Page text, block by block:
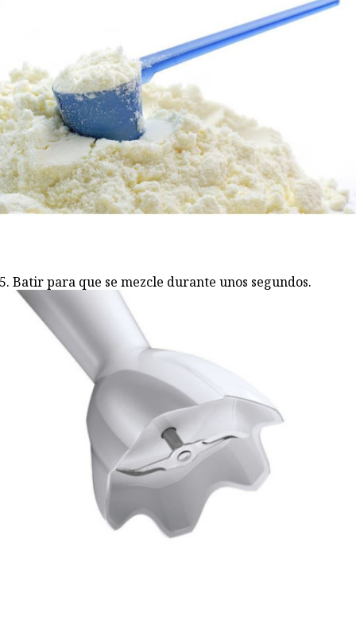
Batir para que se mezcle durante unos segundos.